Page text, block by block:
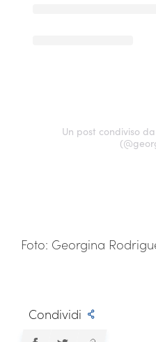
Un post condiviso
Foto: Georgina
Condividi